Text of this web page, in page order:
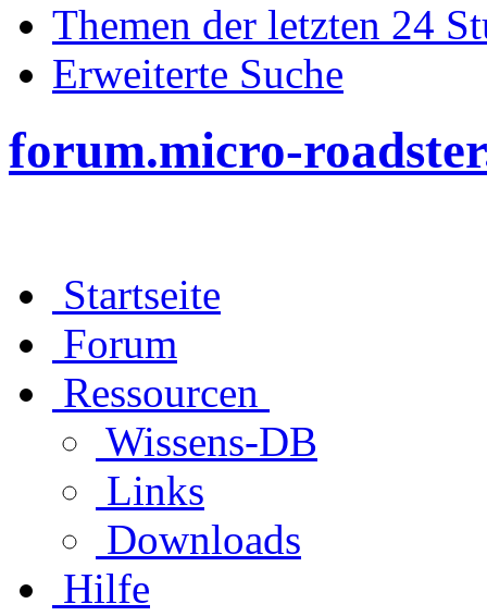
Themen der letzten 24
Erweiterte Suche
forum.micro-
Startseite
Forum
Ressourcen
Wissens-DB
Links
Downloads
Hilfe